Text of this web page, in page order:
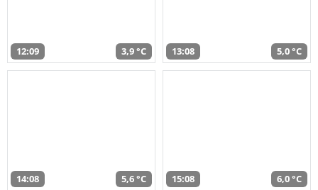
12:09 3,9 °C 13:08 5,0 °C
14:08 5,6 °C 15:08 6,0 °C